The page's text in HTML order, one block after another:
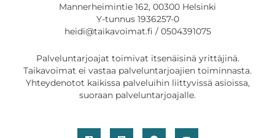
Mannerheimintie 162, 00300 Helsinki
Y-tunnus 1936257-0
heidi@taikavoimat.fi / 0504391075
Palveluntarjoajat toimivat itsenäisinä yrittäjinä.
Taikavoimat ei vastaa palveluntarjoajien toiminnasta.
Yhteydenotot kaikissa palveluihin liittyvissä asioissa,
suoraan palveluntarjoajalle.